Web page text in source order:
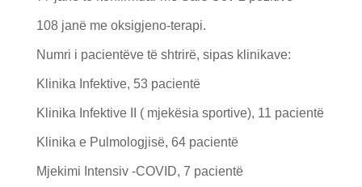
108 janë me oksigjeno-terapi.
Numri i pacientëve të shtrirë, sipas klinikave:
Klinika Infektive, 53 pacientë
Klinika Infektive II ( mjekësia sportive), 11 pacientë
Klinika e Pulmologjisë, 64 pacientë
Mjekimi Intensiv -COVID, 7 pacientë